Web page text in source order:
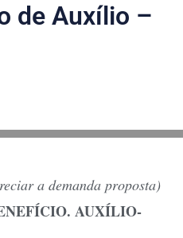
de Auxílio –
a demanda proposta)
AUXÍLIO-